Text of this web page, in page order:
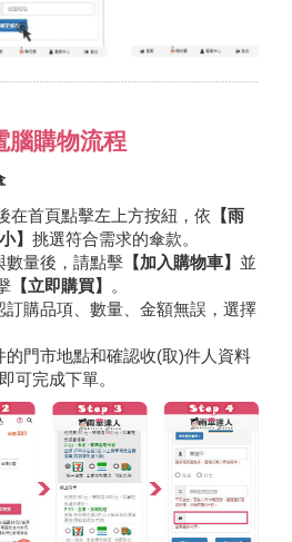
腦購物流程
在首頁點擊左上方按紐，依 【雨
】 挑選符合需求的傘款。
數量後，請點擊 【加入購物車】 並
【立即購買】
。
訂購品項、數量、金額無誤，選擇
門市地點和確認收(取)件人資料
即可完成下單。